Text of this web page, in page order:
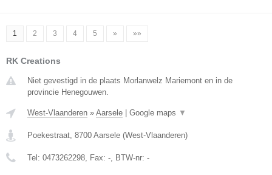
1 2 3 4 5 » »»
RK Creations
Niet gevestigd in de plaats Morlanwelz Mariemont en in de
provincie Henegouwen.
West-Vlaanderen » Aarsele Google maps ▼
Poekestraat, 8700 Aarsele (West-Vlaanderen)
Tel: 0473262298, Fax: -, BTW-nr: -